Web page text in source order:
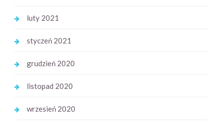
luty 2021
styczeń 2021
grudzień 2020
listopad 2020
wrzesień 2020